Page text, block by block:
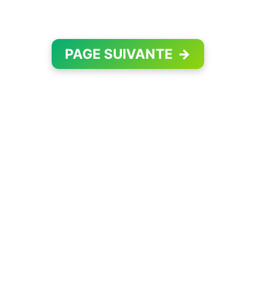
PAGE SUIVANTE →